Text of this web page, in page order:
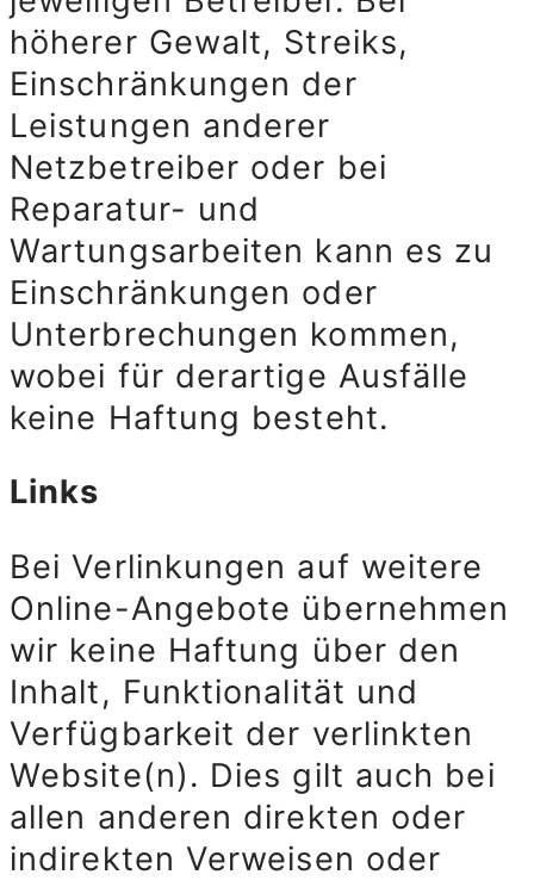
höherer Gewalt, Streiks,
Einschränkungen der
Leistungen anderer
Netzbetreiber oder bei
Reparatur- und
Wartungsarbeiten kann es zu
Einschränkungen oder
Unterbrechungen kommen,
wobei für derartige Ausfälle
keine Haftung besteht.
Links
Bei Verlinkungen auf weitere
Online-Angebote übernehmen
wir keine Haftung über den
Inhalt, Funktionalität und
Verfügbarkeit der verlinkten
Website(n). Dies gilt auch bei
allen anderen direkten oder
indirekten Verweisen oder